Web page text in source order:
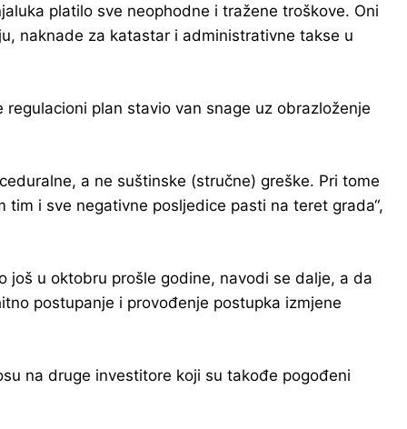
platilo sve neophodne i tražene troškove. Oni
naknade za katastar i administrativne takse u
plan stavio van snage uz obrazloženje
a ne suštinske (stručne) greške. Pri tome
i sve negativne posljedice pasti na teret grada“,
još u oktobru prošle godine, navodi se dalje, a da
postupanje i provođenje postupka izmjene
na druge investitore koji su takođe pogođeni